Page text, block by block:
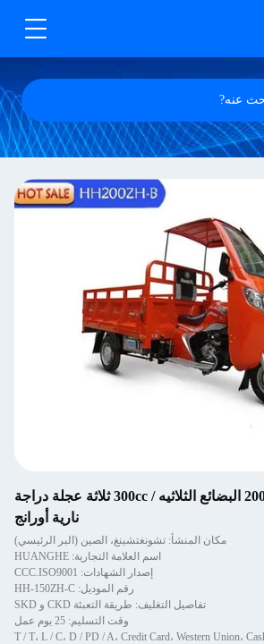
إغلاق المقصورة 200CC البضائع الثلاثيه / 300cc ثلاثة عجلة دراجة
نارية أورانج
مكان المنشأ: تشونغتشينغ، الصين (البر الرئيسي)
اسم العلامة التجارية: HUANGHE
إصدار الشهادات: CCC.ISO9001
رقم الموديل: HH-150ZH-C
تفاصيل التغليف: طريقة التعبئة CKD و SKD
وقت التسليم: 25 يوم عمل